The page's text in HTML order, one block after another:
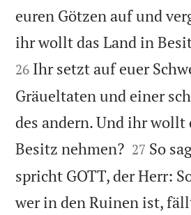
euren Götzen auf und
ihr wollt das Land in
26 Ihr setzt auf euer
Gräueltaten und einer
des andern. Und ihr wollt
Besitz nehmen?
27 So
spricht GOTT, der Herr:
wer in den Ruinen ist,